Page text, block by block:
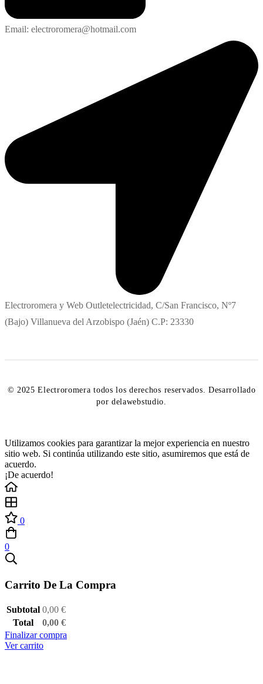
Email: electroromera@hotmail.com
Electroromera y Web Outletelectricidad, C/San Francisco, Nº7
(Bajo) Villanueva del Arzobispo (Jaén) C.P: 23330
© 2025 Electroromera todos los derechos reservados. Desarrollado
por delawebstudio.
Utilizamos cookies para garantizar la mejor experiencia en nuestro
sitio web. Si continúa utilizando este sitio, asumiremos que está de
acuerdo.
¡De acuerdo!
0
0
Carrito De La Compra
Subtotal 0,00 €
Total
0,00 €
Finalizar compra
Ver carrito